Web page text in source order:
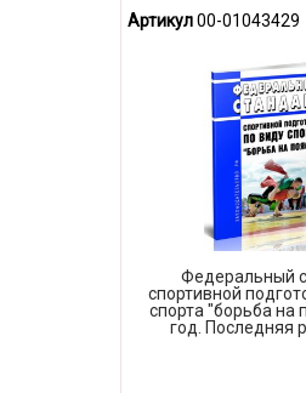
Артикул00-01043429
Федеральный
спортивной
спорта "борьба на
год. Последняя